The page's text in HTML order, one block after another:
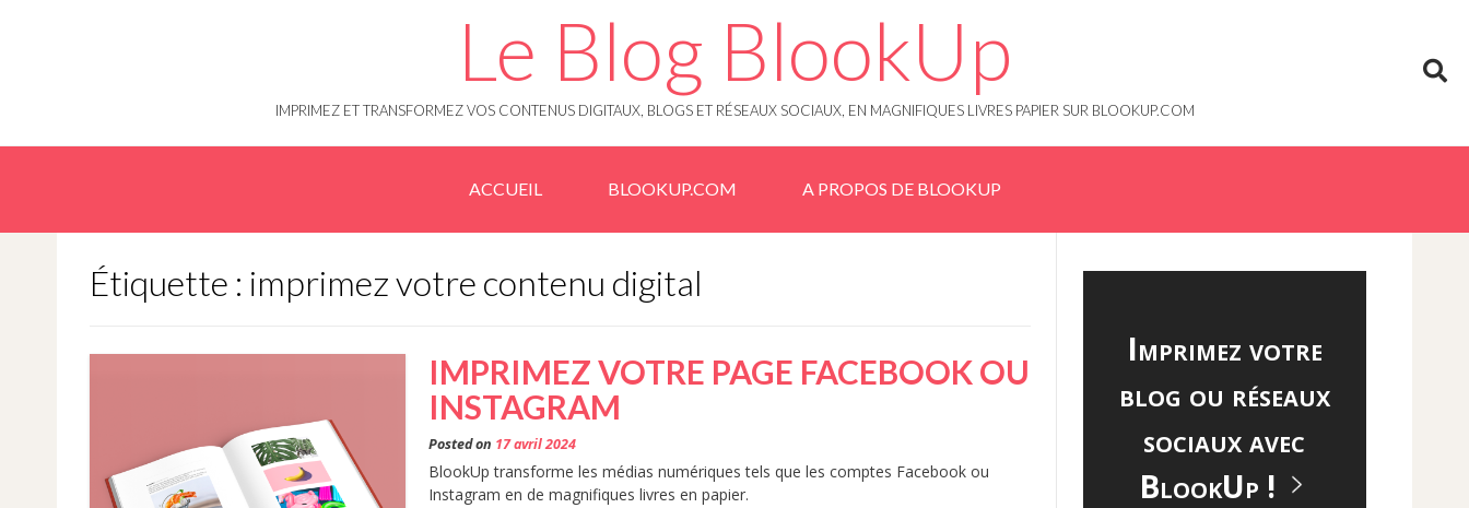
Le Blog BlookUp
IMPRIMEZ ET TRANSFORMEZ VOS CONTENUS DIGITAUX, BLOGS ET RÉSEAUX SOCIAUX, EN MAGNIFIQUES LIVRES PAPIER SUR BLOOKUP.COM
ACCUEIL BLOOKUP.COM A PROPOS DE BLOOKUP
Étiquette : imprimez votre contenu digital
IMPRIMEZ VOTRE PAGE FACEBOOK OU
INSTAGRAM
Posted on 17 avril 2024
BlookUp transforme les médias numériques tels que les comptes Facebook ou
Instagram en de magnifiques livres en papier.
Imprimez votre
blog ou réseaux
sociaux avec
BlookUp !